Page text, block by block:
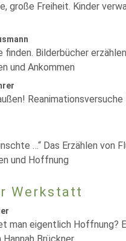
große Freiheit. Kinder
finden. Bilderbücher
und Ankommen
…“ Das Erzählen von
und Hoffnung
Werkstatt
man eigentlich Hoffnung?